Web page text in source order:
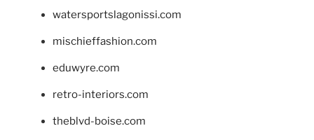
watersportslagonissi.com
mischieffashion.com
eduwyre.com
retro-interiors.com
theblvd-boise.com